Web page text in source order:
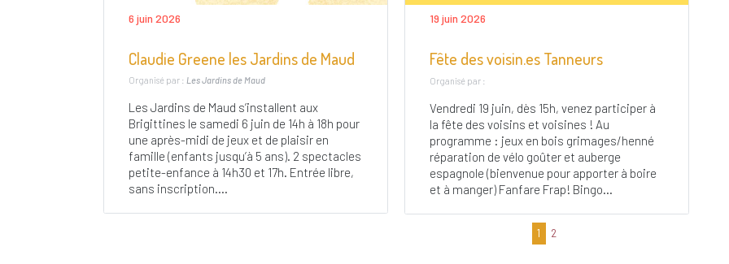
6 juin 2026
Claudie Greene les Jardins de Maud
Organisé par : Les Jardins de Maud
Les Jardins de Maud s’installent aux
Brigittines le samedi 6 juin de 14h à 18h pour
une après-midi de jeux et de plaisir en
famille (enfants jusqu’à 5 ans). 2 spectacles
petite-enfance à 14h30 et 17h. Entrée libre,
sans inscription....
19 juin 2026
Fête des voisin.es Tanneurs
Organisé par :
Vendredi 19 juin, dès 15h, venez participer à
la fête des voisins et voisines ! Au
programme : jeux en bois grimages/henné
réparation de vélo goûter et auberge
espagnole (bienvenue pour apporter à boire
et à manger) Fanfare Frap! Bingo...
1 2